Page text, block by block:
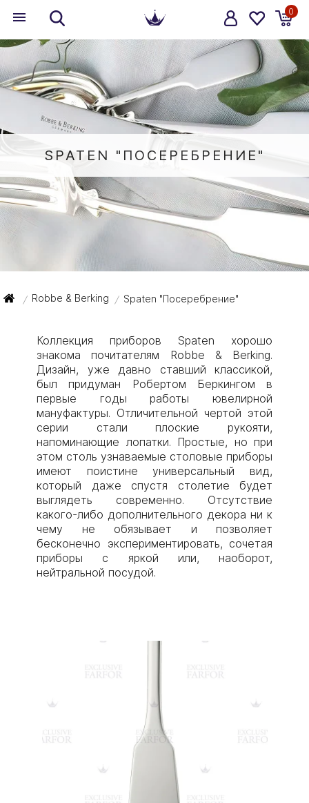
0
SPATEN "ПОСЕРЕБРЕНИЕ"
/ Robbe & Berking / Spaten "Посеребрение"
Коллекция приборов Spaten хорошо
знакома почитателям Robbe & Berking.
Дизайн, уже давно ставший классикой,
был придуман Робертом Беркингом в
первые годы работы ювелирной
мануфактуры. Отличительной чертой этой
серии стали плоские рукояти,
напоминающие лопатки. Простые, но при
этом столь узнаваемые столовые приборы
имеют поистине универсальный вид,
который даже спустя столетие будет
выглядеть современно. Отсутствие
какого-либо дополнительного декора ни к
чему не обязывает и позволяет
бесконечно экспериментировать, сочетая
приборы с яркой или, наоборот,
нейтральной посудой.